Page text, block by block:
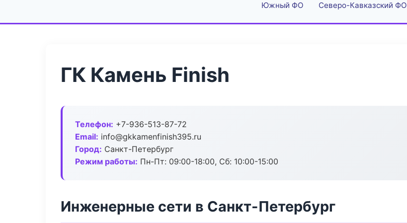
Южный ФО Северо-Кавказский ФО
ГК Камень Finish
Телефон: +7-936-513-87-72
Email: info@gkkamenfinish395.ru
Город: Санкт-Петербург
Режим работы: Пн-Пт: 09:00-18:00, Сб: 10:00-15:00
Инженерные сети в Санкт-Петербург